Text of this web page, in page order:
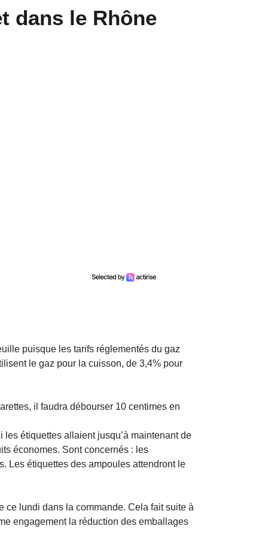
dans le Rhône
puisque les tarifs réglementés du gaz
le gaz pour la cuisson, de 3,4% pour
il faudra débourser 10 centimes en
étiquettes allaient jusqu’à maintenant de
économes. Sont concernés : les
Les étiquettes des ampoules attendront le
ce lundi dans la commande. Cela fait suite à
engagement la réduction des emballages